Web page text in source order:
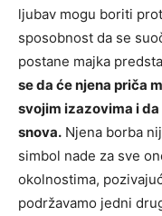
ljubav mogu boriti
sposobnost da se
postane majka
se da će njena priča
svojim izazovima i
snova. Njena borba
simbol nade za sve
okolnostima,
podržavamo jedni